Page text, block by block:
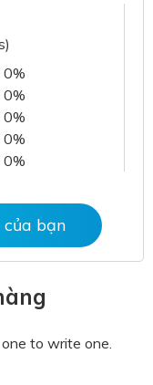
0%
0%
0%
0%
0%
bạn
to write one.